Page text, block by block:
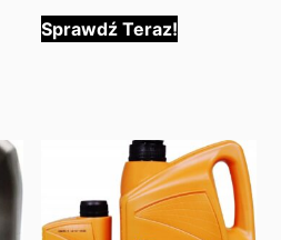
Sprawdź Teraz!